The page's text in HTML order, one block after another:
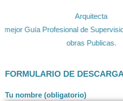
Arquitecta
mejor Guía Profesional de
obras Publicas.
FORMULARIO DE
Tu nombre (obligatorio)